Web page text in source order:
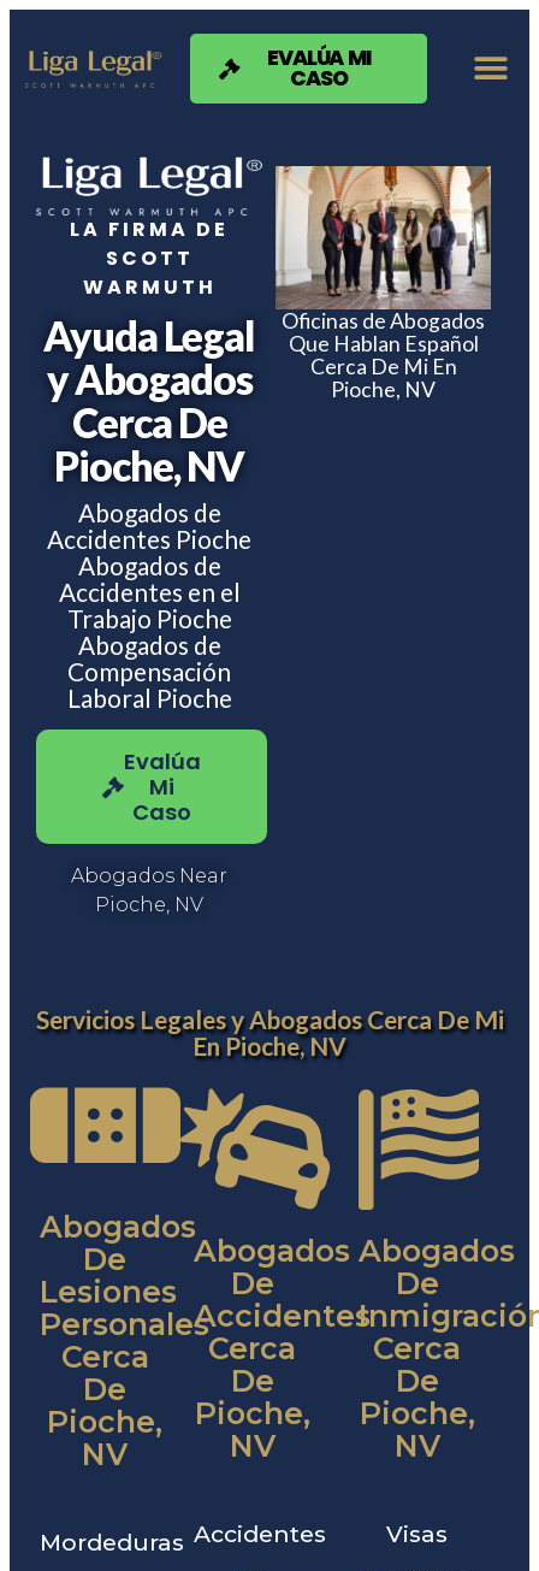
Nota:
sitio
web
accesibilidad.
EVALÚA MI
CASO
LA FIRMA DE
SCOTT
WARMUTH
Ayuda Legal
y Abogados
Cerca De
Pioche, NV
Abogados de
Accidentes Pioche
Abogados de
Accidentes en el
Trabajo Pioche
Abogados de
Compensación
Laboral Pioche
Evalúa
Mi
Caso
Abogados Near
Pioche, NV
Oficinas de Abogados
Que Hablan Español
Cerca De Mi En
Pioche, NV
Servicios Legales y Abogados Cerca De Mi
En Pioche, NV
Abogados
De
Lesiones
Personales
Cerca
De
Pioche,
NV
Mordeduras
Abogados
De
Accidentes
Cerca
De
Pioche,
NV
Accidentes
Abogados
De
Cerca
De
Pioche,
NV
Visas